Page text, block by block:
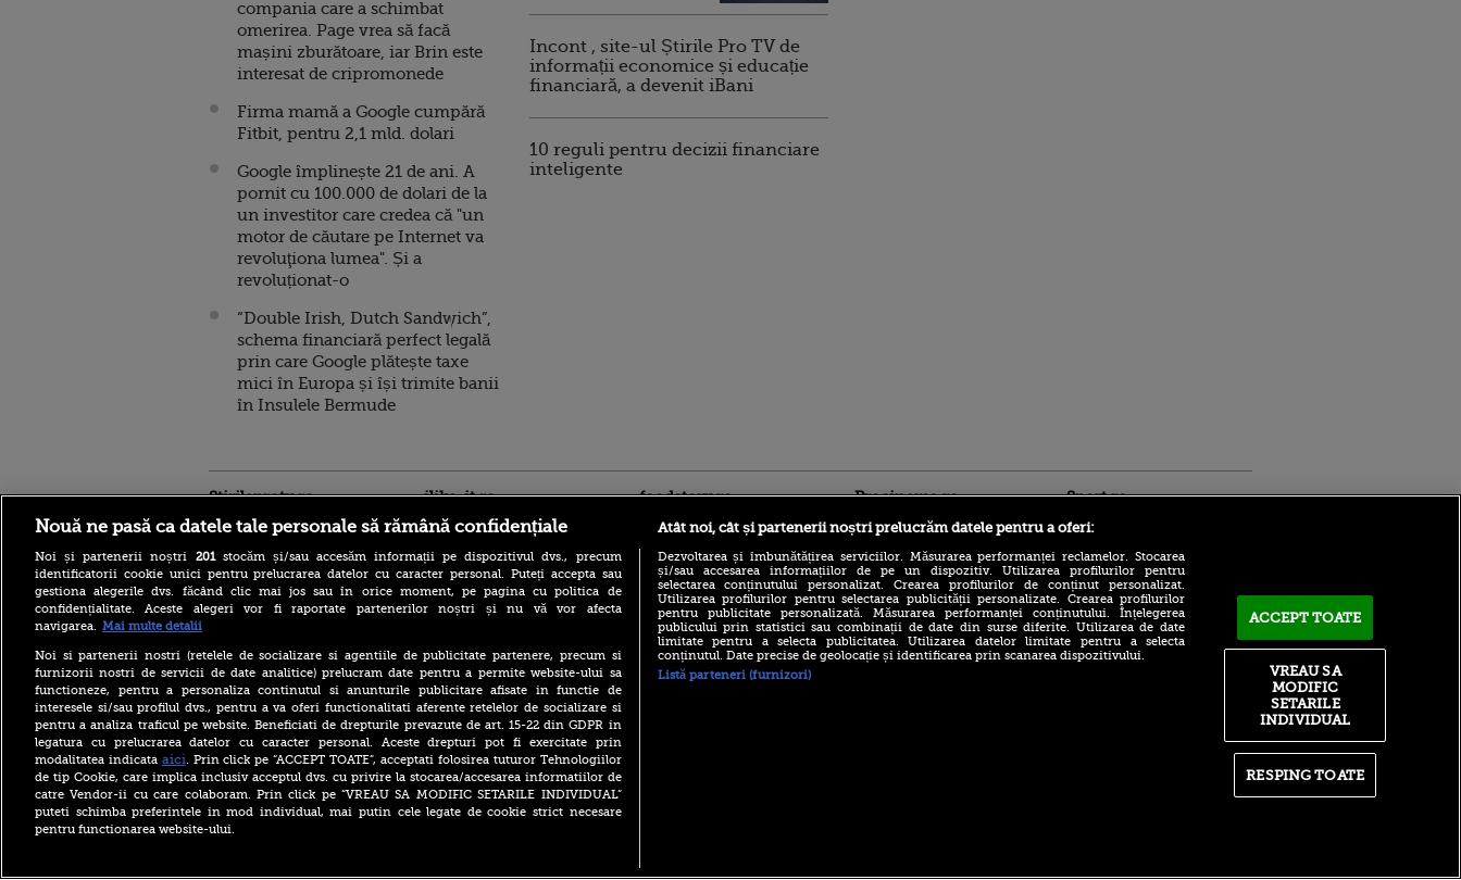
compania care a schimbat
omerirea. Page vrea să facă
mașini zburătoare, iar Brin este
interesat de cripromonede
Firma mamă a Google cumpără
Fitbit, pentru 2,1 mld. dolari
Google împlinește 21 de ani. A
pornit cu 100.000 de dolari de la
un investitor care credea că "un
motor de căutare pe Internet va
revoluţiona lumea". Și a
revoluționat-o
“Double Irish, Dutch Sandwich”,
schema financiară perfect legală
prin care Google plătește taxe
mici în Europa și își trimite banii
în Insulele Bermude
Incont , site-ul Știrile Pro TV de
informații economice și educație
financiară, a devenit iBani
10 reguli pentru decizii financiare
inteligente
Stirileprotv.ro
Dunărea rămâne la
august. În Ungaria, debitul a
crescut cu 6 centimetri în
ultimele 3 zile la Paks
Vremea azi, 8 august 2026.
România este împărțită între
caniculă și furtună
Andreea Esca, Pavel Bartoș,
Andi Moisescu și Cabral,
surpriza PRO TV pe scena
UNTOLD. „Ne vedem în
toamnă!”
ilike-it.ro foodstory.ro
(P) Descoperă Lumea
Evenimentelor din România
cu Transilvania Events!
Procinema.ro
Nikolaj Coster-Waldau din
Sport.ro
MERCATO ANGLIA 2026 |
Niță sunt invitații lui Andrei
Nouă ne pasă ca datele tale personale să rămână confidențiale
Noi și partenerii noștri 201stocăm și/sau accesăm informații pe dispozitivul dvs., precum
identificatorii cookie unici pentru prelucrarea datelor cu caracter personal. Puteți accepta sau
gestiona alegerile dvs. făcând clic mai jos sau în orice moment, pe pagina cu politica de
confidențialitate. Aceste alegeri vor fi raportate partenerilor noștri și nu vă vor afecta
navigarea. Mai multe detalii
Noi si partenerii nostri (retelele de socializare si agentiile de publicitate partenere, precum si
furnizorii nostri de servicii de date analitice) prelucram date pentru a permite website-ului sa
functioneze, pentru a personaliza continutul si anunturile publicitare afisate in functie de
interesele si/sau profilul dvs., pentru a va oferi functionalitati aferente retelelor de socializare si
pentru a analiza traficul pe website. Beneficiati de drepturile prevazute de art. 15-22 din GDPR in
legatura cu prelucrarea datelor cu caracter personal. Aceste drepturi pot fi exercitate prin
modalitatea indicata aici. Prin click pe “ACCEPT TOATE”, acceptati folosirea tuturor Tehnologiilor
de tip Cookie, care implica inclusiv acceptul dvs. cu privire la stocarea/accesarea informatiilor de
catre Vendor-ii cu care colaboram. Prin click pe “VREAU SA MODIFIC SETARILE INDIVIDUAL”
puteti schimba preferintele in mod individual, mai putin cele legate de cookie strict necesare
pentru functionarea website-ului.
Atât noi, cât și partenerii noștri prelucrăm datele pentru a oferi:
Dezvoltarea și îmbunătățirea serviciilor. Măsurarea performanței reclamelor. Stocarea
și/sau accesarea informațiilor de pe un dispozitiv. Utilizarea profilurilor pentru
selectarea conținutului personalizat. Crearea profilurilor de conținut personalizat.
Utilizarea profilurilor pentru selectarea publicității personalizate. Crearea profilurilor
pentru publicitate personalizată. Măsurarea performanței conținutului. Înțelegerea
publicului prin statistici sau combinații de date din surse diferite. Utilizarea de date
limitate pentru a selecta publicitatea. Utilizarea datelor limitate pentru a selecta
conținutul. Date precise de geolocație și identificarea prin scanarea dispozitivului.
Listă parteneri (furnizori)
ACCEPT TOATE
RESPING TOATE
VREAU SA
MODIFIC
SETARILE
INDIVIDUAL